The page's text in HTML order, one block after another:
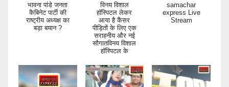
भावना पांडे जनता
कैबिनेट पार्टी की
राष्ट्रीय अध्यक्ष का
बड़ा बयान ?
विनय विशाल
हॉस्पिटल लेकर
आया है कैंसर
पीड़ितों के लिए एक
सराहनीय और नई
सौगातविनय विशाल
हॉस्पिटल के
samachar
express Live
Stream